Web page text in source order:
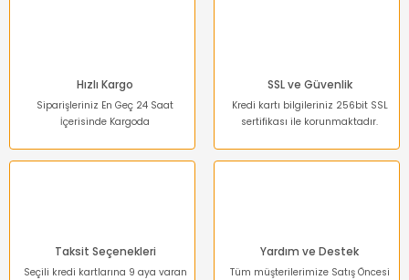
Hızlı Kargo
Siparişleriniz En Geç 24 Saat
İçerisinde Kargoda
SSL ve Güvenlik
Kredi kartı bilgileriniz 256bit SSL
sertifikası ile korunmaktadır.
Taksit Seçenekleri
Seçili kredi kartlarına 9 aya varan
Yardım ve Destek
Tüm müşterilerimize Satış Öncesi